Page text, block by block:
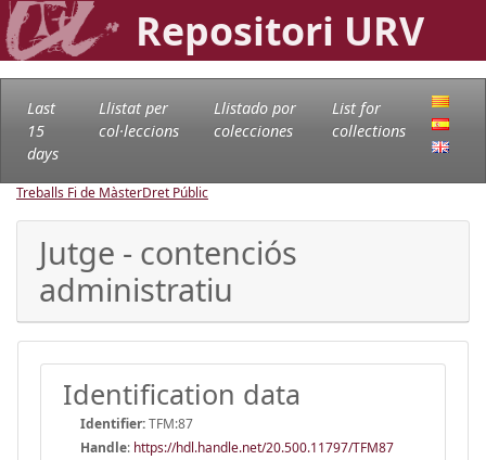
Repositori URV
Last
15
days
Llistat per
col·leccions
Llistado por
colecciones
List for
collections
Treballs Fi de MàsterDret Públic
Jutge - contenciós
administratiu
Identification data
Identifier:TFM:87
Handle: https://hdl.handle.net/20.500.11797/TFM87